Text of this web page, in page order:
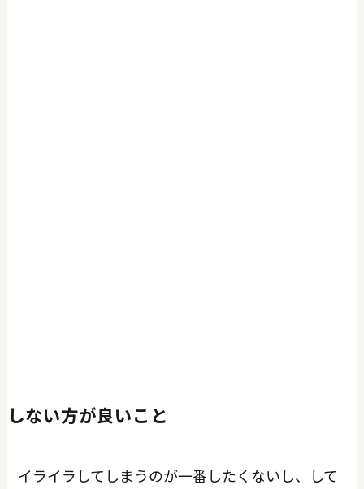
しない方が良いこと
イライラしてしまうのが一番したくないし、して